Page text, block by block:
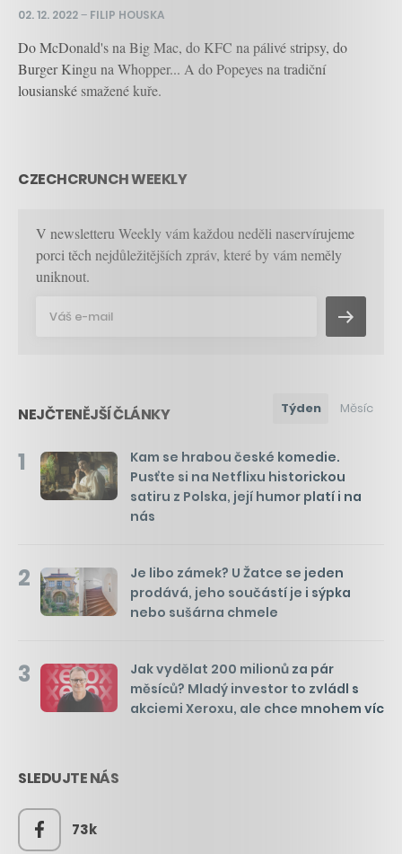
02. 12. 2022– FILIP HOUSKA
Do McDonald's na Big Mac, do KFC na pálivé stripsy, do
Burger Kingu na Whopper... A do Popeyes na tradiční
lousianské smažené kuře.
CZECHCRUNCH WEEKLY
V newsletteru Weekly vám každou neděli naservírujeme
porci těch nejdůležitějších zpráv, které by vám neměly
uniknout.
NEJČTENĚJŠÍ ČLÁNKY Týden Měsíc
1
Kam se hrabou české komedie.
Pusťte si na Netflixu historickou
satiru z Polska, její humor platí i na
nás
2
Je libo zámek? U Žatce se jeden
prodává, jeho součástí je i sýpka
nebo sušárna chmele
3
Jak vydělat 200 milionů za pár
měsíců? Mladý investor to zvládl s
akciemi Xeroxu, ale chce mnohem víc
SLEDUJTE NÁS
73k